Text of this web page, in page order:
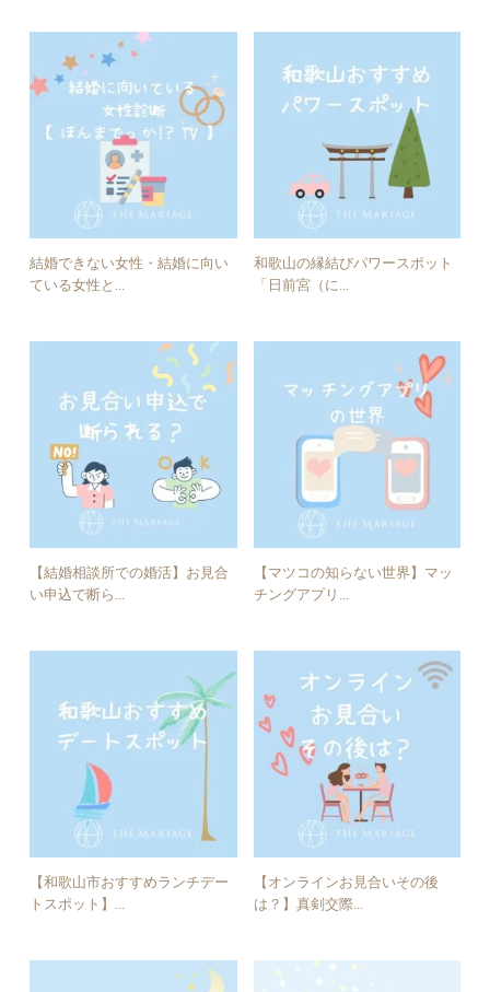
結婚できない女性・結婚に向い
ている女性と...
和歌山の縁結びパワースポット
「日前宮（に...
【結婚相談所での婚活】お見合
い申込で断ら...
【マツコの知らない世界】マッ
チングアプリ...
【和歌山市おすすめランチデー
トスポット】...
【オンラインお見合いその後
は？】真剣交際...